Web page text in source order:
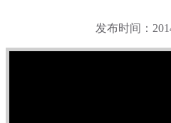
发布时间：